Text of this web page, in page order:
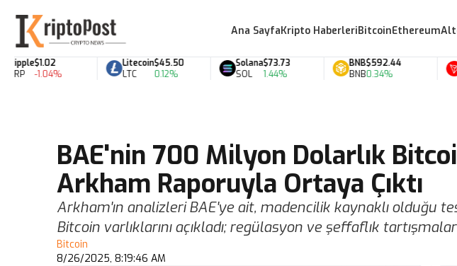
Ana SayfaKripto HaberleriBitcoinEthereum
$1.02
-1.04%
Litecoin
LTC
$45.50
0.12%
Solana
SOL
$73.73
1.44%
BNB
BNB
$592.44
0.34%
TRX
BAE'nin 700 Milyon Dolarlık
Arkham Raporuyla Ortaya Çıktı
Arkham'ın analizleri BAE'ye ait, madencilik kaynaklı olduğu
Bitcoin varlıklarını açıkladı; regülasyon ve şeffaflık
Bitcoin
8/26/2025, 8:19:46 AM